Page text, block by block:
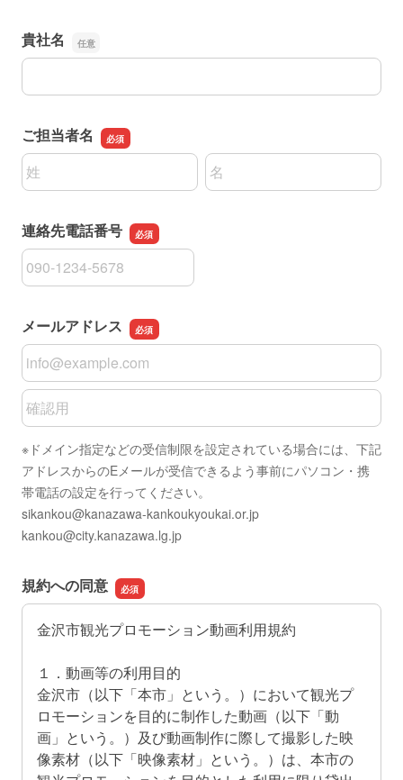
貴社名
貴社名
ご担当者名
名前の姓
名前の名
連絡先電話番号
連絡先電話番号
メールアドレス
メールアドレス
メールアドレスの確認用
※ドメイン指定などの受信制限を設定されている場合には、下記
アドレスからのEメールが受信できるよう事前にパソコン・携
帯電話の設定を行ってください。
sikankou@kanazawa-kankoukyoukai.or.jp
kankou@city.kanazawa.lg.jp
規約への同意
金沢市観光プロモーション動画利用規約
１．動画等の利用目的
金沢市（以下「本市」という。）において観光プ
ロモーションを目的に制作した動画（以下「動
画」という。）及び動画制作に際して撮影した映
像素材（以下「映像素材」という。）は、本市の